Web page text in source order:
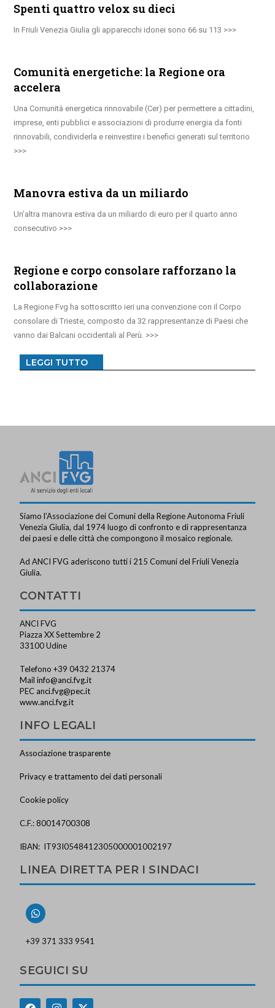
Spenti quattro velox su dieci
In Friuli Venezia Giulia gli apparecchi idonei sono 66 su 113
Comunità energetiche: la Regione ora
accelera
Una Comunità energetica rinnovabile (Cer) per permettere a cittadini,
imprese, enti pubblici e associazioni di produrre energia da fonti
rinnovabili, condividerla e reinvestire i benefici generati sul territorio
Manovra estiva da un miliardo
Un’altra manovra estiva da un miliardo di euro per il quarto anno
consecutivo
Regione e corpo consolare rafforzano la
collaborazione
La Regione Fvg ha sottoscritto ieri una convenzione con il Corpo
consolare di Trieste, composto da 32 rappresentanze di Paesi che
vanno dai Balcani occidentali al Perù.
LEGGI TUTTO
Siamo l’Associazione dei Comuni della Regione Autonoma Friuli
Venezia Giulia, dal 1974 luogo di confronto e di rappresentanza
dei paesi e delle città che compongono il mosaico regionale.
Ad ANCI FVG aderiscono tutti i 215 Comuni del Friuli Venezia
Giulia.
CONTATTI
ANCI FVG
Piazza XX Settembre 2
33100 Udine
Telefono +39 0432 21374
Mailinfo@anci.fvg.it
PEC anci.fvg@pec.it
www.anci.fvg.it
INFO LEGALI
Associazione trasparente
Privacy e trattamento dei dati personali
Cookie policy
C.F.: 80014700308
IBAN: IT93I0548412305000001002197
LINEA DIRETTA PER I SINDACI
+39 371 333 9541
SEGUICI SU